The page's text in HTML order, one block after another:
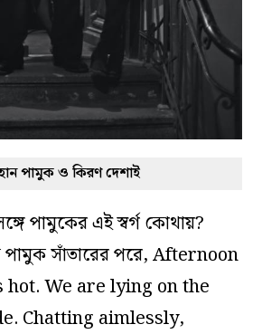
পামুক ও কিরণ দেশাই
পামুকের এই স্বর্গ কোথায়?
পামুক সাঁতারের পরে, Afternoon
We are lying on the
Chatting aimlessly,